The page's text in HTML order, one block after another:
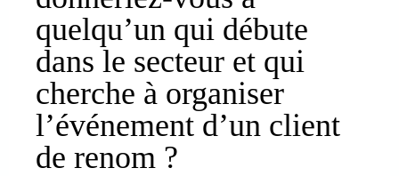
quelqu’un qui débute
dans le secteur et qui
cherche à organiser
l’événement d’un client
de renom ?